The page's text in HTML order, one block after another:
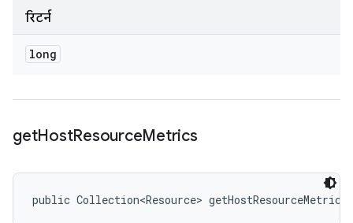
रिटर्न
long
getHostResourceMetrics
public Collection<Resource>